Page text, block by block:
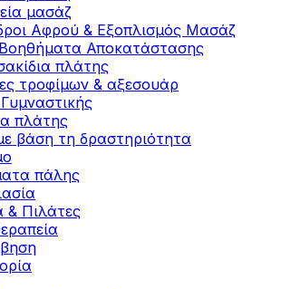
μασάζ
Αφρού & Εξοπλισμός Μασάζ
Αποκατάστασης
πλάτης
τροφίμων & αξεσουάρ
πλάτης
βάση τη δραστηριότητα
πάλης
& Πιλάτες